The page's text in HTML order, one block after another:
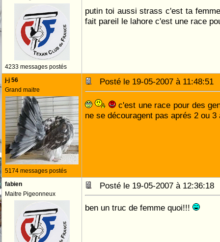
4233 messages postés
putin toi aussi strass c'est ta
fait pareil le lahore c'est une race
j-j 56
Grand maitre
5174 messages postés
Posté le 19-05-2007 à
c'est une race pour des
ne se découragent pas aprés 2 ou
fabien
Maitre Pigeonneux
Posté le 19-05-2007 à
ben un truc de femme quoi!!!